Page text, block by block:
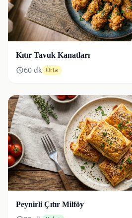
Kıtır Tavuk Kanatları
60 dk Orta
Peynirli Çıtır Milföy